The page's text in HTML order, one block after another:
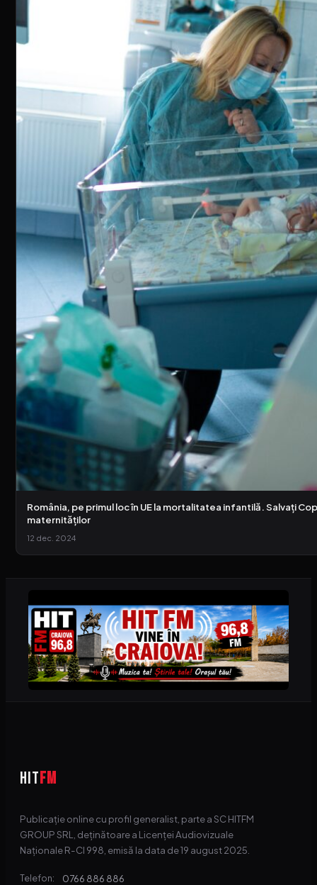
România, pe primul loc în UE la mortalitatea infantilă. Salvați
maternităților
12 dec. 2024
HITFM
Publicație online cu profil generalist, parte a SC HITFM
GROUP SRL, deținătoare a Licenței Audiovizuale
Naționale R-CI 998, emisă la data de 19 august 2025.
Telefon: 0766 886 886